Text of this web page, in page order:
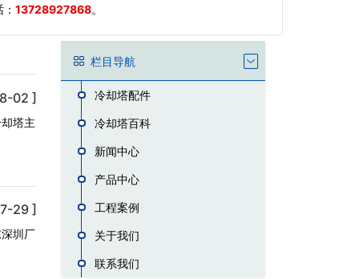
13728927868。
02 ]
塔主
29 ]
圳厂
栏目导航
冷却塔配件
冷却塔百科
新闻中心
产品中心
工程案例
关于我们
联系我们